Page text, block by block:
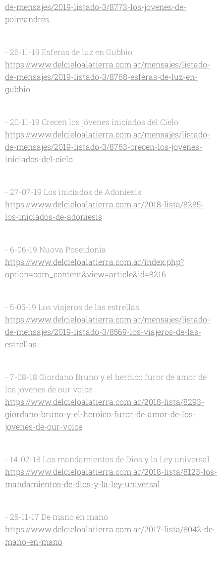
de-mensajes/2019-listado-3/8773-los-jovenes-de-
poimandres
- 26-11-19 Esferas de luz en Gubbio
https://www.delcieloalatierra.com.ar/mensajes/listado-
de-mensajes/2019-listado-3/8768-esferas-de-luz-en-
gubbio
- 20-11-19 Crecen los jóvenes iniciados del Cielo
https://www.delcieloalatierra.com.ar/mensajes/listado-
de-mensajes/2019-listado-3/8763-crecen-los-jovenes-
iniciados-del-cielo
- 27-07-19 Los iniciados de Adoniesis
https://www.delcieloalatierra.com.ar/2018-lista/8285-
los-iniciados-de-adoniesis
- 6-06-19 Nuova Poseidonia
https://www.delcieloalatierra.com.ar/index.php?
option=com_content&view=article&id=8216
- 5-05-19 Los viajeros de las estrellas
https://www.delcieloalatierra.com.ar/mensajes/listado-
de-mensajes/2019-listado-3/8569-los-viajeros-de-las-
estrellas
- 7-08-18 Giordano Bruno y el heróico furor de amor de
los jóvenes de our voice
https://www.delcieloalatierra.com.ar/2018-lista/8293-
giordano-bruno-y-el-heroico-furor-de-amor-de-los-
jovenes-de-our-voice
- 14-02-18 Los mandamientos de Dios y la Ley universal
https://www.delcieloalatierra.com.ar/2018-lista/8123-los-
mandamientos-de-dios-y-la-ley-universal
- 25-11-17 De mano en mano
https://www.delcieloalatierra.com.ar/2017-lista/8042-de-
mano-en-mano